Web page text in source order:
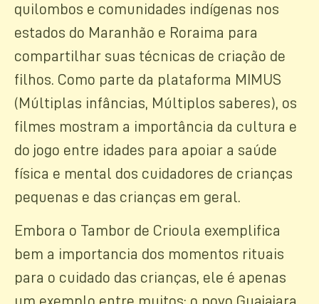
quilombos e comunidades indígenas nos
estados do Maranhão e Roraima para
compartilhar suas técnicas de criação de
filhos. Como parte da plataforma MIMUS
(Múltiplas infâncias, Múltiplos saberes), os
filmes mostram a importância da cultura e
do jogo entre idades para apoiar a saúde
física e mental dos cuidadores de crianças
pequenas e das crianças em geral.
Embora o Tambor de Crioula exemplifica
bem a importancia dos momentos rituais
para o cuidado das crianças, ele é apenas